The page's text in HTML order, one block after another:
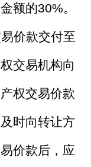
额的30%。
价款交付至
交易机构向
权交易价款
时向转让方
价款后，应